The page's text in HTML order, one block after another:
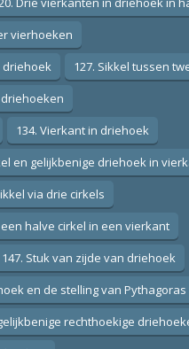
vierhoeken
driehoek
127. Sikkel tussen
driehoeken
134. Vierkant in driehoek
en gelijkbenige driehoek in
via drie cirkels
halve cirkel in een vierkant
147. Stuk van zijde van driehoek
en de stelling van Pythagoras
rechthoekige